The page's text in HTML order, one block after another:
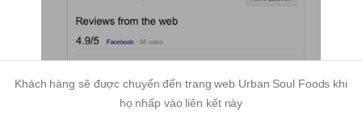
Khách hàng sẽ được chuyển đến trang web Urban Soul Foods khi
họ nhấp vào liên kết này